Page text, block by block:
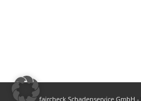
faircheck Schadenservice GmbH -